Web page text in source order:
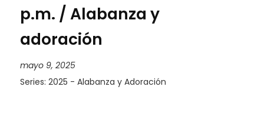
p.m. / Alabanza y
adoración
mayo 9, 2025
Series: 2025 - Alabanza y Adoración